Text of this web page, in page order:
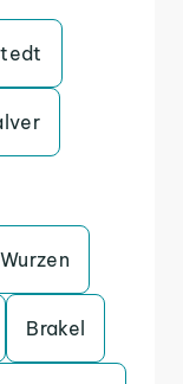
Wurzen
Brakel